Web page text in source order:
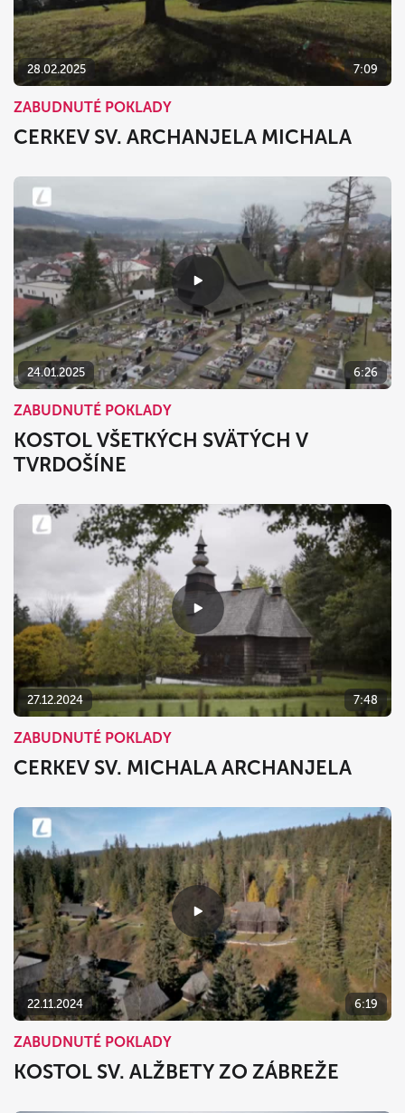
28.02.2025 7:09
ZABUDNUTÉ POKLADY
CERKEV SV. ARCHANJELA MICHALA
24.01.2025 6:26
ZABUDNUTÉ POKLADY
KOSTOL VŠETKÝCH SVÄTÝCH V
TVRDOŠÍNE
27.12.2024 7:48
ZABUDNUTÉ POKLADY
CERKEV SV. MICHALA ARCHANJELA
22.11.2024 6:19
ZABUDNUTÉ POKLADY
KOSTOL SV. ALŽBETY ZO ZÁBREŽE